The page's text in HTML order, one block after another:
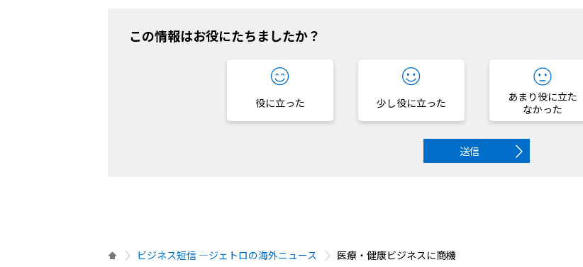
この情報はお役にたちましたか？
役に立った 少し役に立った
あまり役に立た
なかった
送信
ビジネス短信 ―ジェトロの海外ニュース 医療・健康ビジネスに商機